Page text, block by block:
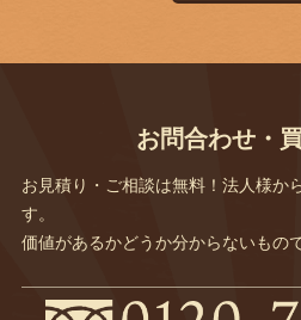
お問合わせ・
お見積り・ご相談は無料！法人様か
す。
価値があるかどうか分からないもの